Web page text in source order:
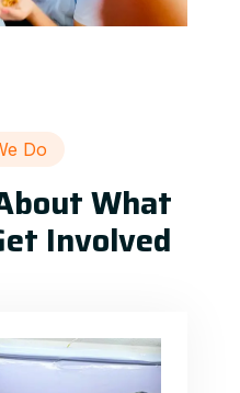
Do
What
Involved